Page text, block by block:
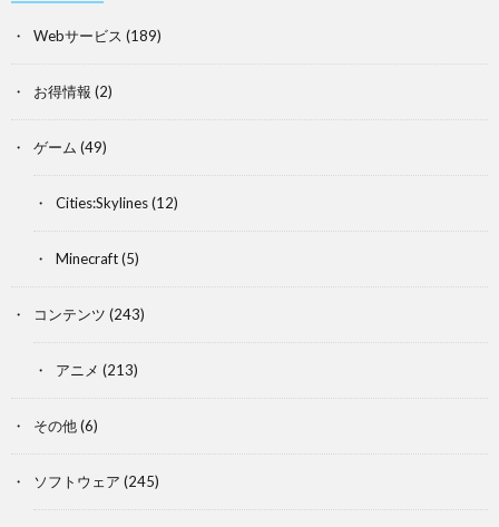
Webサービス (189)
お得情報 (2)
ゲーム (49)
Cities:Skylines(12)
Minecraft(5)
コンテンツ (243)
アニメ (213)
その他(6)
ソフトウェア (245)